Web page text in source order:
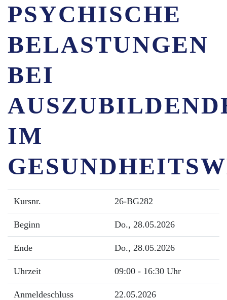
PSYCHISCHE
BELASTUNGEN
BEI
IM
Kursnr. 26-BG282
Beginn Do., 28.05.2026
Ende Do., 28.05.2026
Uhrzeit 09:00 - 16:30 Uhr
Anmeldeschluss 22.05.2026